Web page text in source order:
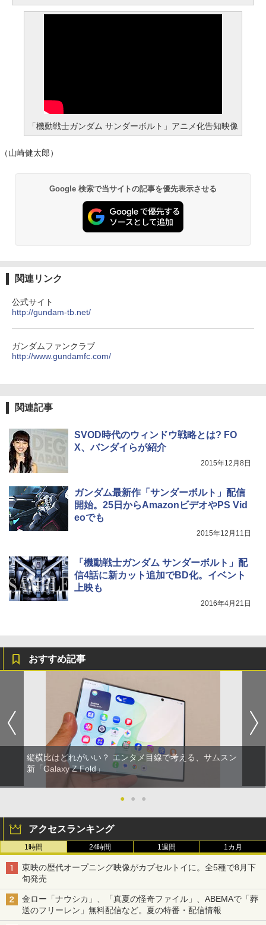
「機動戦士ガンダム サンダーボルト」アニメ化告知映像
（山崎健太郎）
Google 検索で当サイトの記事を優先表示させる
関連リンク
公式サイト
http://gundam-tb.net/
ガンダムファンクラブ
http://www.gundamfc.com/
関連記事
SVOD時代のウィンドウ戦略とは? FO
X、バンダイらが紹介
2015年12月8日
ガンダム最新作「サンダーボルト」配信
開始。25日からAmazonビデオやPS Vid
eoでも
2015年12月11日
「機動戦士ガンダム サンダーボルト」配
信4話に新カット追加でBD化。イベント
上映も
2016年4月21日
おすすめ記事
縦横比はどれがいい？ エンタメ目線で考える、サムスン
新「Galaxy Z Fold」
● ● ●
アクセスランキング
1時間 24時間 1週間 1カ月
東映の歴代オープニング映像がカプセルトイに。全5種で8月下
旬発売
金ロー「ナウシカ」、「真夏の怪奇ファイル」、ABEMAで「葬
送のフリーレン」無料配信など。夏の特番・配信情報